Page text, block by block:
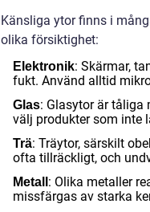
Känsliga ytor finns i
olika försiktighet:
Elektronik: Skärmar,
fukt. Använd alltid
Glas: Glasytor är tåliga
välj produkter som inte
Trä: Träytor, särskilt
ofta tillräckligt, och
Metall : Olika metaller
missfärgas av starka